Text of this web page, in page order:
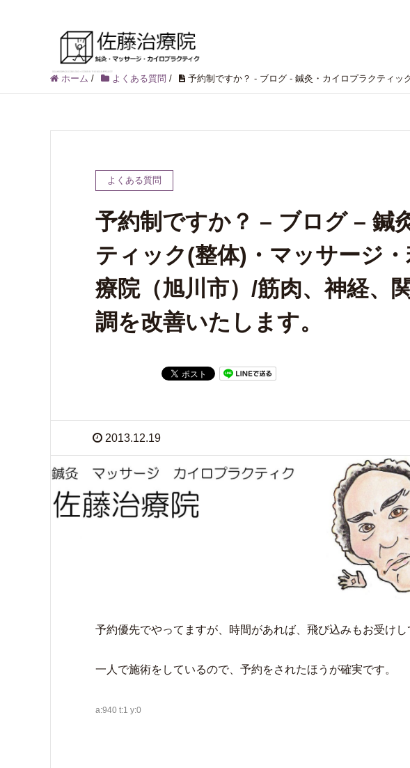
ホーム / よくある質問 / 予約制ですか？ - ブログ - 鍼灸・カイロプラクティッ
よくある質問
予約制ですか？ – ブログ – 鍼
ティック(整体)・マッサージ
療院（旭川市）/筋肉、神経、
調を改善いたします。
2013.12.19
予約優先でやってますが、時間があれば、飛び込みもお受けし
一人で施術をしているので、予約をされたほうが確実です。
a:940 t:1 y:0